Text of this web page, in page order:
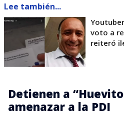
Lee también...
Youtuber
voto a
reiteró
Detienen a
amenazar a la PDI